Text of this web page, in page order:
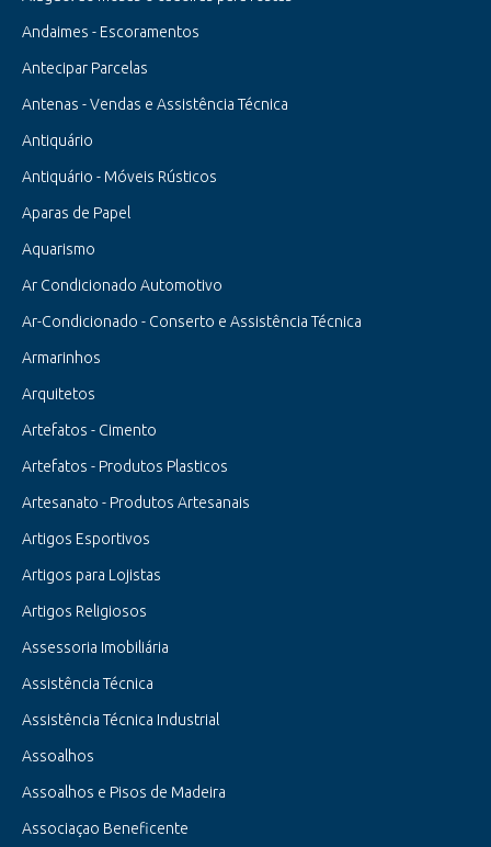
Andaimes - Escoramentos
Antecipar Parcelas
Antenas - Vendas e Assistência Técnica
Antiquário
Antiquário - Móveis Rústicos
Aparas de Papel
Aquarismo
Ar Condicionado Automotivo
Ar-Condicionado - Conserto e Assistência Técnica
Armarinhos
Arquitetos
Artefatos - Cimento
Artefatos - Produtos Plasticos
Artesanato - Produtos Artesanais
Artigos Esportivos
Artigos para Lojistas
Artigos Religiosos
Assessoria Imobiliária
Assistência Técnica
Assistência Técnica Industrial
Assoalhos
Assoalhos e Pisos de Madeira
Associaçao Beneficente